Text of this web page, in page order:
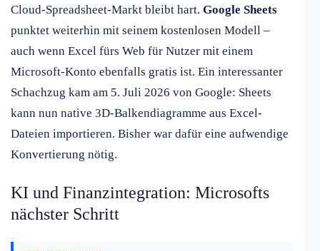
Cloud-Spreadsheet-Markt bleibt hart. Google Sheets
punktet weiterhin mit seinem kostenlosen Modell –
auch wenn Excel fürs Web für Nutzer mit einem
Microsoft-Konto ebenfalls gratis ist. Ein interessanter
Schachzug kam am 5. Juli 2026 von Google: Sheets
kann nun native 3D-Balkendiagramme aus Excel-
Dateien importieren. Bisher war dafür eine aufwendige
Konvertierung nötig.
KI und Finanzintegration: Microsofts
nächster Schritt